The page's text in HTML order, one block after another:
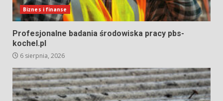
Biznes i finanse
Profesjonalne badania środowiska pracy pbs-
kochel.pl
6 sierpnia, 2026